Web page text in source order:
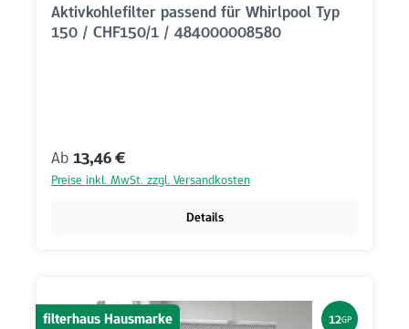
Aktivkohlefilter passend für Whirlpool Typ
150 / CHF150/1 / 484000008580
Regulärer Preis:
Ab 13,46 €
Preise inkl. MwSt. zzgl. Versandkosten
Details
filterhaus Hausmarke 12GP